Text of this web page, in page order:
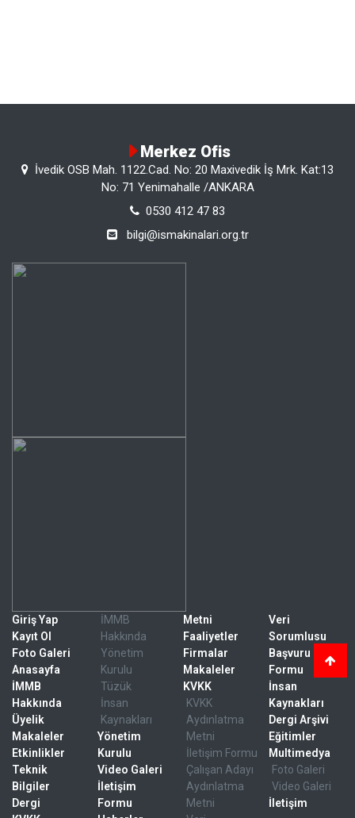
Merkez Ofis
İvedik OSB Mah. 1122.Cad. No: 20 Maxivedik İş Mrk. Kat:13
No: 71 Yenimahalle /ANKARA
0530 412 47 83
bilgi@ismakinalari.org.tr
Giriş Yap
Kayıt Ol
Foto Galeri
Anasayfa
İMMB
Hakkında
Üyelik
Makaleler
Etkinlikler
Teknik
Bilgiler
Dergi
İMMB
Hakkında
Yönetim
Kurulu
Tüzük
İnsan
Kaynakları
Yönetim
Kurulu
Video Galeri
İletişim
Formu
Metni
Faaliyetler
Firmalar
Makaleler
KVKK
KVKK
Aydınlatma
Metni
İletişim Formu
Çalışan Adayı
Aydınlatma
Metni
Veri
Sorumlusu
Başvuru
Formu
İnsan
Kaynakları
Dergi Arşivi
Eğitimler
Multimedya
Foto Galeri
Video Galeri
İletişim